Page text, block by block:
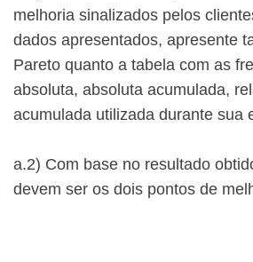
melhoria sinalizados pelos
dados apresentados, apresente
Pareto quanto a tabela com as
absoluta, absoluta acumulada,
acumulada utilizada durante sua
a.2) Com base no resultado
devem ser os dois pontos de